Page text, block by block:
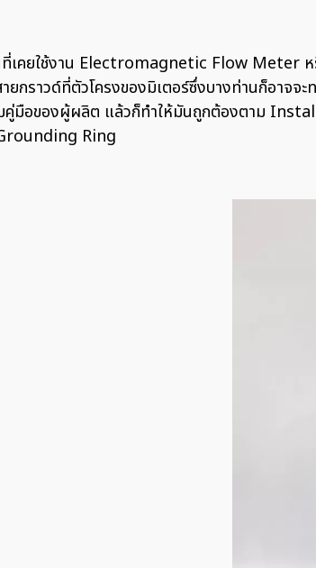
เคยใช้งาน Electromagnetic Flow Meter ห
ยกราวด์ที่ตัวโครงของมิเตอร์ซึ่งบางท่านก็อาจ
คู่มือของผู้ผลิต แล้วก็ทำให้มันถูกต้องตาม
Ring